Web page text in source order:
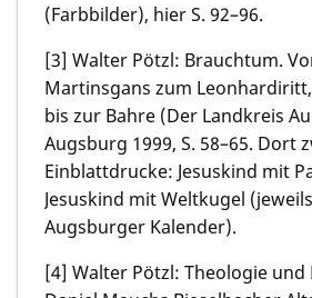
(Farbbilder), hier S. 92–96.
[3] Walter Pötzl: Brauchtum.
Martinsgans zum
bis zur Bahre (Der Landkreis
Augsburg 1999, S. 58–65. Dort
Einblattdrucke: Jesuskind mit
Jesuskind mit Weltkugel
Augsburger Kalender).
[4] Walter Pötzl: Theologie und